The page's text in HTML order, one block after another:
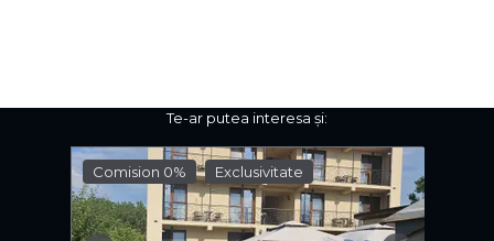
Te-ar putea interesa și:
Comision 0% Exclusivitate